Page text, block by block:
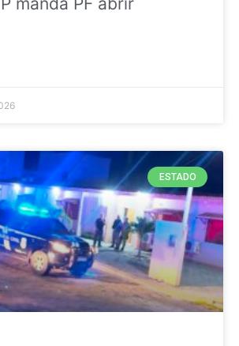
ESTADO